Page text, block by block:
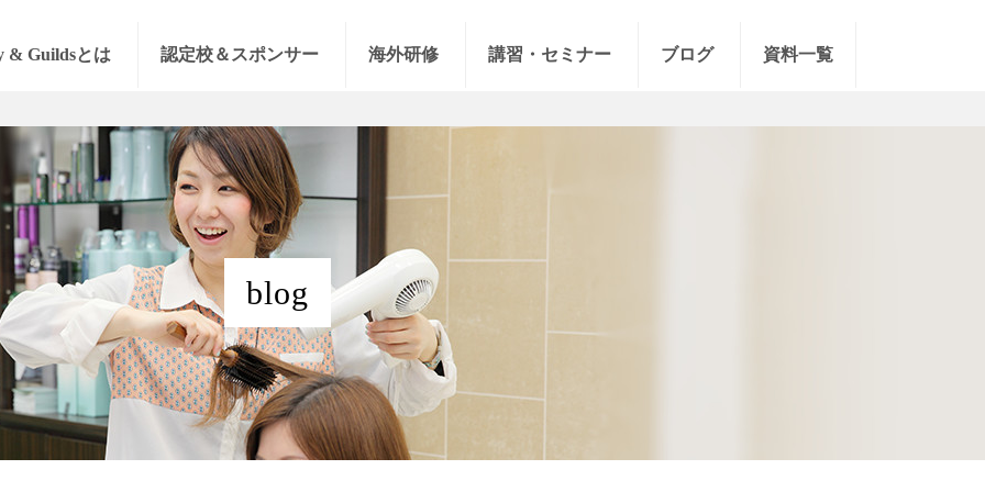
& Guildsとは 認定校＆スポンサー 海外研修 講習・セミナー ブログ 資料一覧
blog